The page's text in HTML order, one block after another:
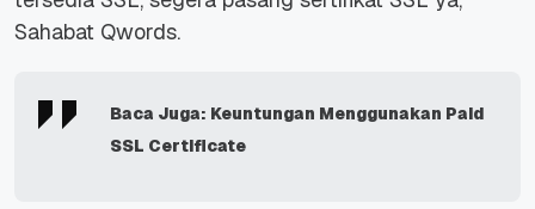
Sahabat Qwords.
Baca Juga: Keuntungan Menggunakan Paid
SSL Certificate